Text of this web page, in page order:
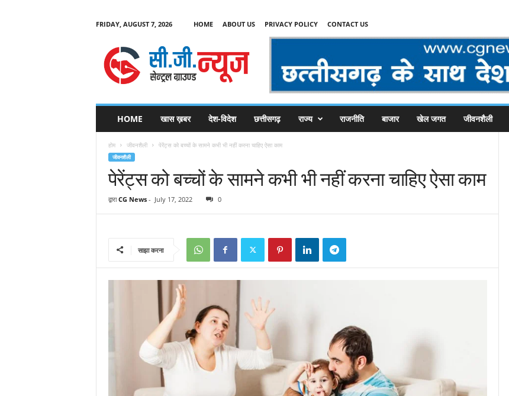
FRIDAY, AUGUST 7, 2026 HOME ABOUT US PRIVACY POLICY CONTACT US
C
HOME खास ख़बर देश-विदेश छत्तीसगढ़ राज्य राजनीति बाजार खेल जगत जीवनशैली
होम जीवनशैली पेरेंट्स को बच्चों के सामने कभी भी नहीं करना चाहिए ऐसा काम
जीवनशैली
पेरेंट्स को बच्चों के सामने कभी भी नहीं करना चाहिए ऐसा काम
द्वारा CG News- July 17, 2022 0
साझा करना